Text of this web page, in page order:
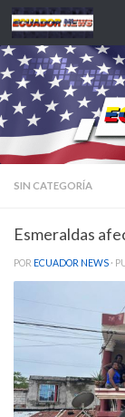
Saltar al contenido
SIN CATEGORÍA
Esmeraldas
POR ECUADOR NEWS ·